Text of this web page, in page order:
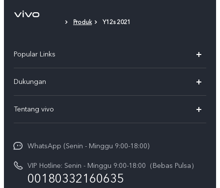
Produk Y12s 2021
Popular Links
T5
T5 Pro
V70 FE
Dukungan
Service Center
Funtouch OS
Pembaruan Sistem
Harga Spare Part
Tentang vivo
Sejarah
Berita
WhatsApp (Senin - Minggu 9:00-18:00)
VIP Hotline: Senin - Minggu 9:00-18:00（Bebas Pulsa）
00180332160635